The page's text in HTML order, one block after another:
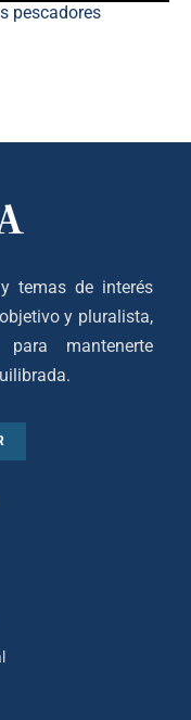
pescadores
temas de interés
y pluralista,
para mantenerte